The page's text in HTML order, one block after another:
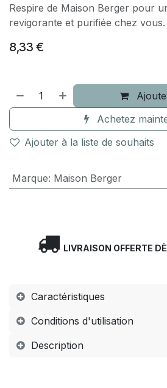
Respire de Maison Berger pour
revigorante et purifiée chez vous.
8,33 €
Achetez
Ajouter à la liste de souhaits
Marque: Maison Berger
LIVRAISON OFFERTE
Caractéristiques
Conditions d'utilisation
Description